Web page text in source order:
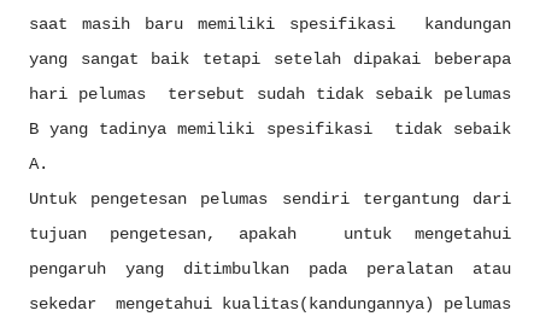
saat masih baru memiliki spesifikasi kandungan
yang sangat baik tetapi setelah dipakai beberapa
hari pelumas tersebut sudah tidak sebaik pelumas
B yang tadinya memiliki spesifikasi tidak sebaik
A.
Untuk pengetesan pelumas sendiri tergantung dari
tujuan pengetesan, apakah untuk mengetahui
pengaruh yang ditimbulkan pada peralatan atau
sekedar mengetahui kualitas(kandungannya) pelumas